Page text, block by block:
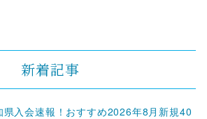
新着記事
県入会速報！おすすめ2026年8月新規40